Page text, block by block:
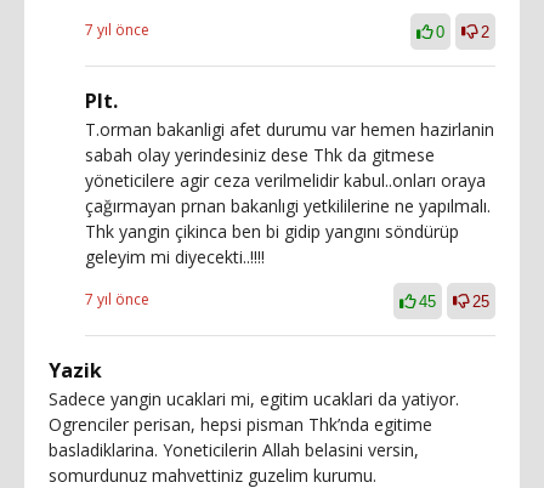
7 yıl önce 0 2
Plt.
T.orman bakanligi afet durumu var hemen hazirlanin
sabah olay yerindesiniz dese Thk da gitmese
yöneticilere agir ceza verilmelidir kabul..onları oraya
çağırmayan prnan bakanlıgi yetkililerine ne yapılmalı.
Thk yangin çikinca ben bi gidip yangını söndürüp
geleyim mi diyecekti..!!!!
7 yıl önce 45 25
Yazik
Sadece yangin ucaklari mi, egitim ucaklari da yatiyor.
Ogrenciler perisan, hepsi pisman Thk’nda egitime
basladiklarina. Yoneticilerin Allah belasini versin,
somurdunuz mahvettiniz guzelim kurumu.